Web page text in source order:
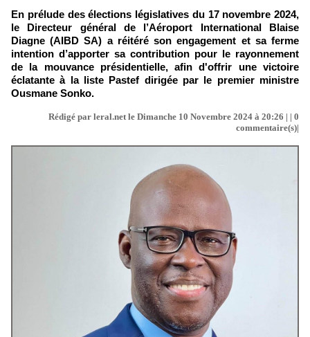
En prélude des élections législatives du 17 novembre 2024,
le Directeur général de l’Aéroport International Blaise
Diagne (AIBD SA) a réitéré son engagement et sa ferme
intention d’apporter sa contribution pour le rayonnement
de la mouvance présidentielle, afin d'offrir une victoire
éclatante à la liste Pastef dirigée par le premier ministre
Ousmane Sonko.
Rédigé par leral.net le Dimanche 10 Novembre 2024 à 20:26 | | 0
commentaire(s)|